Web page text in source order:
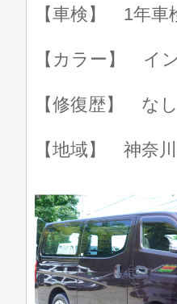
【車検】 1年車
【カラー】 イ
【修復歴】 なし
【地域】 神奈